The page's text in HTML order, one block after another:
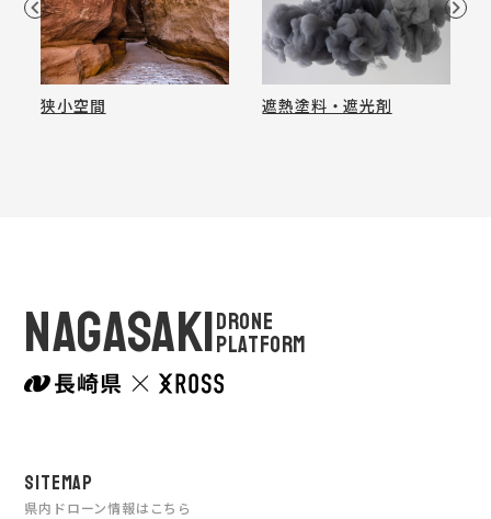
狭小空間 遮熱塗料・遮光剤
NAGASAKIDRONE
PLATFORM
SITEMAP
県内ドローン情報はこちら